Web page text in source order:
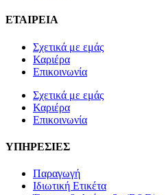
ΕΤΑΙΡΕΙΑ
Σχετικά με εμάς
Καριέρα
Επικοινωνία
Σχετικά με εμάς
Καριέρα
Επικοινωνία
ΥΠΗΡΕΣΙΕΣ
Παραγωγή
Ιδιωτική Ετικέτα